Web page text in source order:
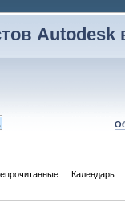
Autodesk
Календарь